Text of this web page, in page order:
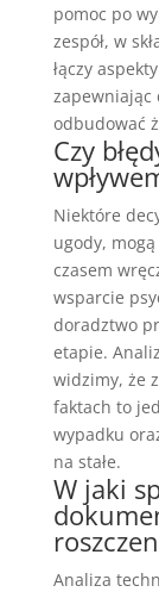
pomoc po
zespół, w
łączy
zapewniając
odbudować
Czy
Niektóre
ugody,
czasem
wsparcie
doradztwo
etapie.
widzimy, że
faktach to
wypadku
na stałe.
W jaki
Analiza